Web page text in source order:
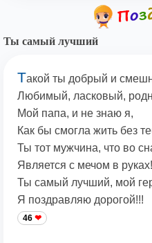
Ты самый лучший
Такой ты добрый и
Любимый, ласковый,
Мой папа, и не знаю я,
Как бы смогла жить без
Ты тот мужчина, что во
Является с мечом в
Ты самый лучший, мой
Я поздравляю дорогой!!!
46